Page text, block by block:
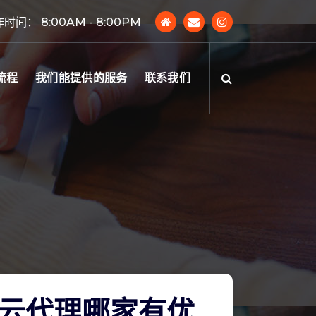
时间： 8:00AM - 8:00PM
程 我们能提供的服务 联系我们